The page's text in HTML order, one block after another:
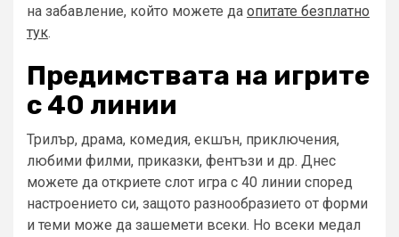
на забавление, който можете да опитате безплатно
тук.
Предимствата на игрите
с 40 линии
Трилър, драма, комедия, екшън, приключения,
любими филми, приказки, фентъзи и др. Днес
можете да откриете слот игра с 40 линии според
настроението си, защото разнообразието от форми
и теми може да зашемети всеки. Но всеки медал